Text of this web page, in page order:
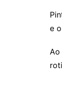
e
Ao